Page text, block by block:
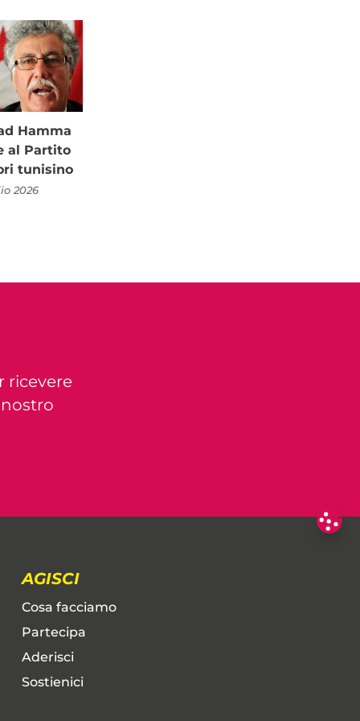
Hamma
al Partito
tunisino
2026
ricevere
AGISCI
Cosa facciamo
Partecipa
Aderisci
Sostienici